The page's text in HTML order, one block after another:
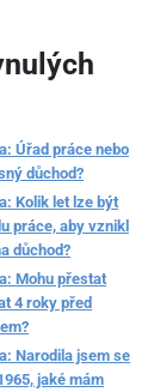
Úřad práce nebo
důchod?
Kolik let lze být
práce, aby vznikl
důchod?
Mohu přestat
4 roky před
Narodila jsem se
jaké mám